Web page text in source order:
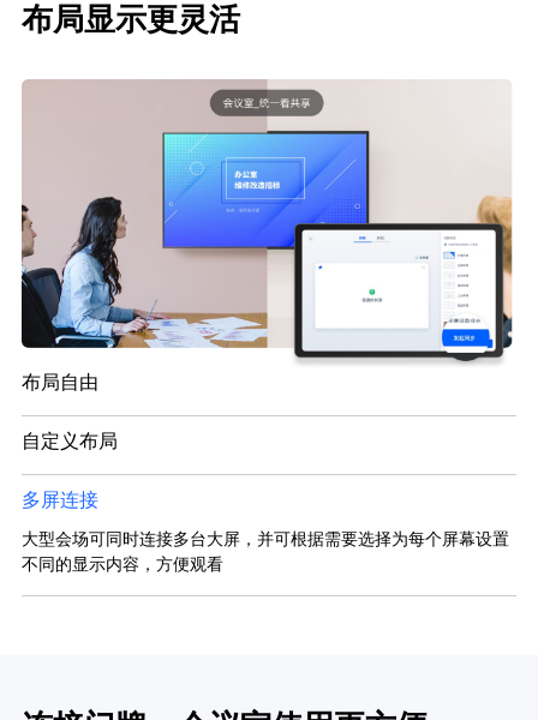
布局显示更灵活
布局自由
自定义布局
多屏连接
大型会场可同时连接多台大屏，并可根据需要选择为每个屏幕设置
不同的显示内容，方便观看